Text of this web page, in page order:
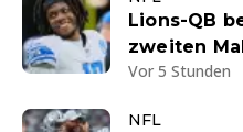
Lions-QB
zweiten
Vor 5 Stunden
NFL